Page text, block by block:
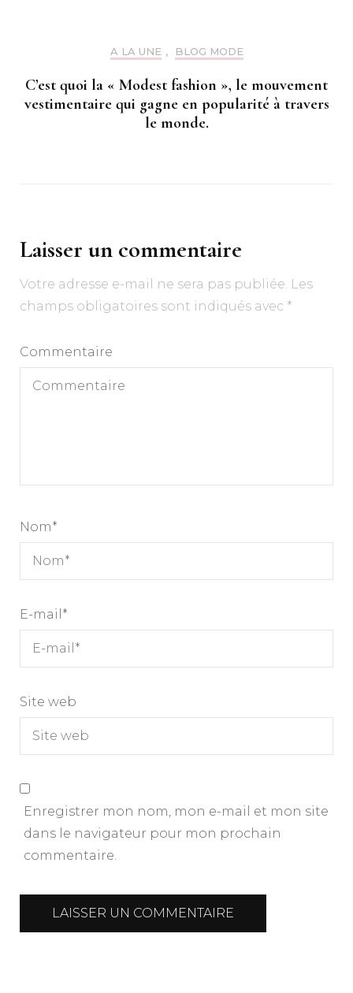
A LA UNE , BLOG MODE
C’est quoi la « Modest fashion », le mouvement
vestimentaire qui gagne en popularité à travers
le monde.
Laisser un commentaire
Votre adresse e-mail ne sera pas publiée. Les
champs obligatoires sont indiqués avec *
Commentaire
Nom*
E-mail *
Site web
Enregistrer mon nom, mon e-mail et mon site
dans le navigateur pour mon prochain
commentaire.